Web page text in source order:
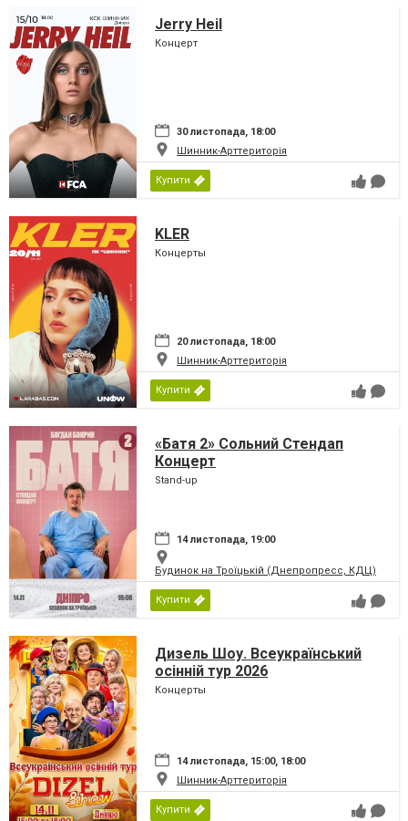
Jerry Heil
Концерт
30 листопада, 18:00
Шинник-Арттериторія
Купити
KLER
Концерты
20 листопада, 18:00
Шинник-Арттериторія
Купити
«Батя 2» Сольний Стендап
Концерт
Stand-up
14 листопада, 19:00
Будинок на Троїцькій (Днепропресс, КДЦ)
Купити
Дизель Шоу. Всеукраїнський
осінній тур 2026
Концерты
14 листопада, 15:00, 18:00
Шинник-Арттериторія
Купити